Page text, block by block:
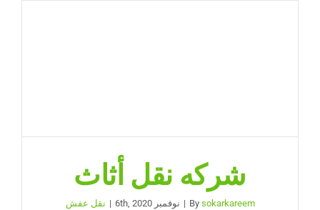
شركه نقل أثاث
By sokarkareem
| نوفمبر 6th, 2020 | نقل عفش